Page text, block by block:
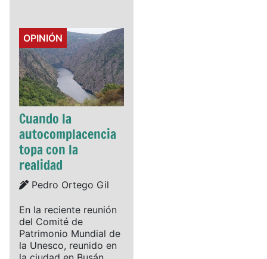
Details
OPINIÓN
Cuando la
autocomplacencia
topa con la
realidad
Details
Pedro Ortego Gil
En la reciente reunión
del Comité de
Patrimonio Mundial de
la Unesco, reunido en